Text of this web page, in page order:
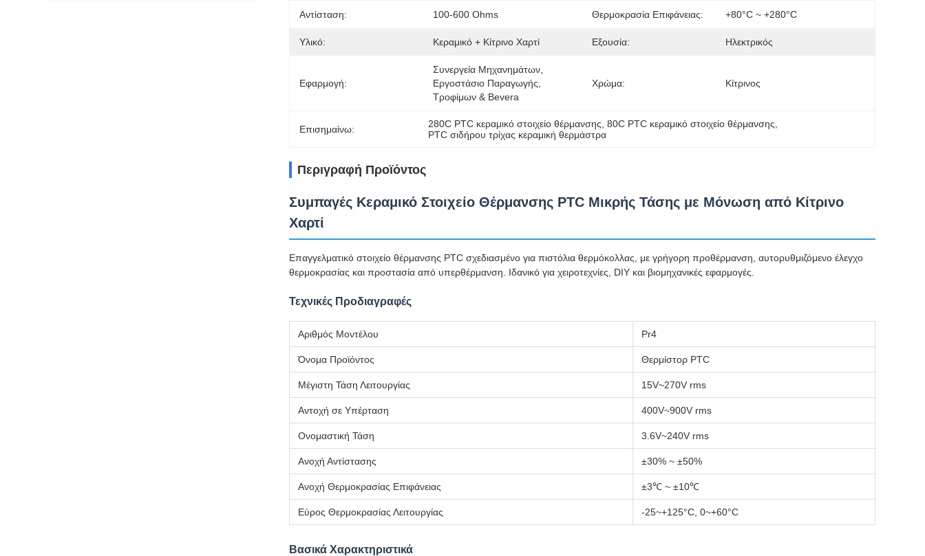
Αντίσταση: 100-600 Ohms Θερμοκρασία Επιφάνειας: +80°C ~ +280°C
Υλικό: Κεραμικό + Κίτρινο Χαρτί Εξουσία: Ηλεκτρικός
Εφαρμογή:
Συνεργεία Μηχανημάτων,
Εργοστάσιο Παραγωγής,
Τροφίμων & Bevera
Χρώμα: Κίτρινος
Επισημαίνω: 280C PTC κεραμικό στοιχείο θέρμανσης , 80C PTC κεραμικό στοιχείο θέρμανσης
PTC σιδήρου τρίχας κεραμική θερμάστρα
Περιγραφή Προϊόντος
Συμπαγές Κεραμικό Στοιχείο Θέρμανσης PTC Μικρής Τάσης με Μόνωση από Κίτρινο
Χαρτί
Επαγγελματικό στοιχείο θέρμανσης PTC σχεδιασμένο για πιστόλια θερμόκολλας, με γρήγορη προθέρμανση, αυτορυθμιζόμενο έλεγχο
θερμοκρασίας και προστασία από υπερθέρμανση. Ιδανικό για χειροτεχνίες, DIY και βιομηχανικές εφαρμογές.
Τεχνικές Προδιαγραφές
Αριθμός Μοντέλου Pr4
Όνομα Προϊόντος Θερμίστορ PTC
Μέγιστη Τάση Λειτουργίας 15V~270V rms
Αντοχή σε Υπέρταση 400V~900V rms
Ονομαστική Τάση 3.6V~240V rms
Ανοχή Αντίστασης ±30% ~ ±50%
Ανοχή Θερμοκρασίας Επιφάνειας ±3℃ ~ ±10℃
Εύρος Θερμοκρασίας Λειτουργίας -25~+125°C, 0~+60°C
Βασικά Χαρακτηριστικά